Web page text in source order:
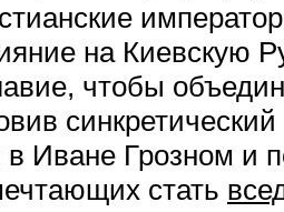
на Киевскую
чтобы
Иване Грозном и
стать